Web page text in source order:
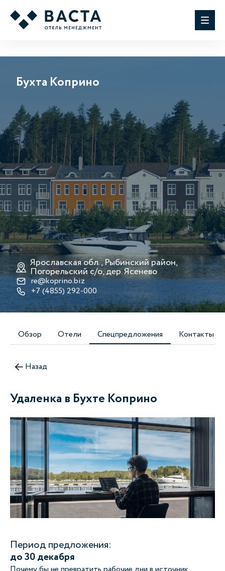
Бухта Коприно
Ярославская обл., Рыбинский район,
Погорельский с/о, дер. Ясенево
re@koprino.biz
+7 (4855) 292-000
Обзор Отели Спецпредложения Контакты
Назад
Удаленка в Бухте Коприно
Период предложения:
до 30 декабря